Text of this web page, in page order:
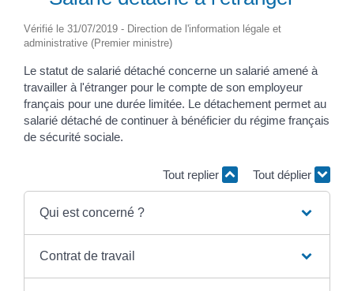
Vérifié le 31/07/2019 - Direction de l'information légale et
administrative (Premier ministre)
Le statut de salarié détaché concerne un salarié amené à
travailler à l'étranger pour le compte de son employeur
français pour une durée limitée. Le détachement permet au
salarié détaché de continuer à bénéficier du régime français
de sécurité sociale.
Tout replier Tout déplier
Qui est concerné ?
Contrat de travail